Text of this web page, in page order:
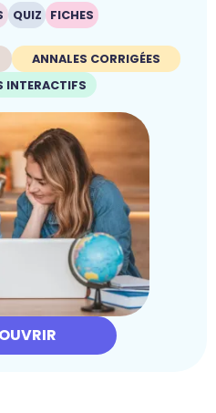
QUIZ FICHES
ANNALES CORRIGÉES
INTERACTIFS